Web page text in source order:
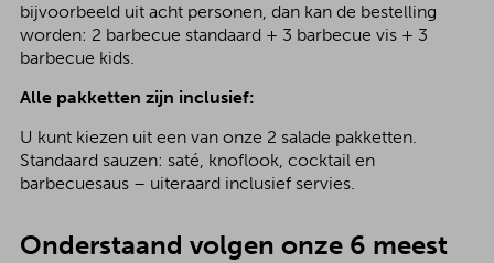
bijvoorbeeld uit acht personen, dan kan de bestelling
worden: 2 barbecue standaard + 3 barbecue vis + 3
barbecue kids.
Alle pakketten zijn inclusief:
U kunt kiezen uit een van onze 2 salade pakketten.
Standaard sauzen: saté, knoflook, cocktail en
barbecuesaus – uiteraard inclusief servies.
Onderstaand volgen onze 6 meest